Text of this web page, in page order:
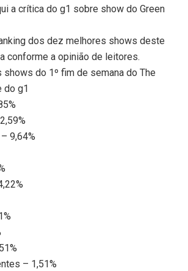
a crítica do g1 sobre show do Green
dos dez melhores shows deste
conforme a opinião de leitores.
shows do 1º fim de semana do The
do g1
9,64%
– 1,51%